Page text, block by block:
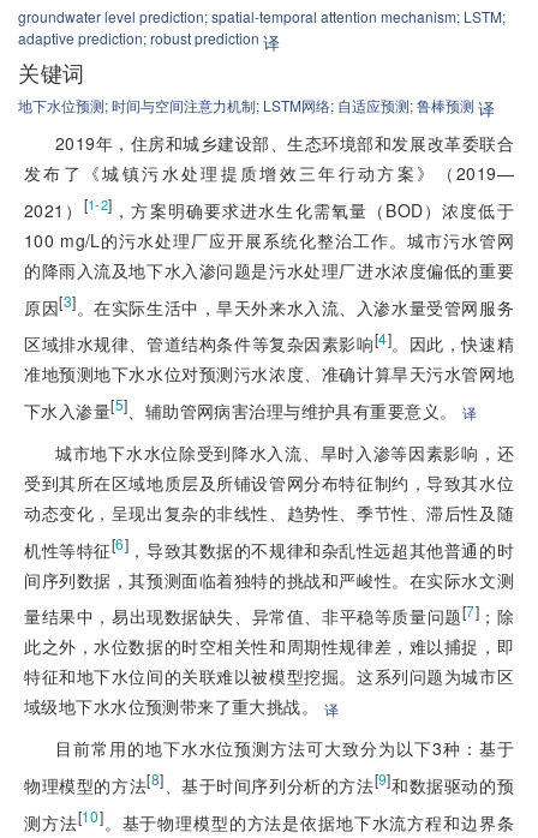
groundwater level prediction;spatial-temporal attention mechanism; LSTM;
adaptive prediction;robust prediction 译
关键词
地下水位预测;时间与空间注意力机制; LSTM网络; 自适应预测;鲁棒预测 译
2019年，住房和城乡建设部、生态环境部和发展改革委联合
发布了《城镇污水处理提质增效三年行动方案》（2019—
2021）
[1-2] ，方案明确要求进水生化需氧量（BOD）浓度低于
100 mg/L的污水处理厂应开展系统化整治工作。城市污水管网
的降雨入流及地下水入渗问题是污水处理厂进水浓度偏低的重要
原因[3]。在实际生活中，旱天外来水入流、入渗水量受管网服务
区域排水规律、管道结构条件等复杂因素影响[4]。因此，快速精
准地预测地下水水位对预测污水浓度、准确计算旱天污水管网地
下水入渗量[5]、辅助管网病害治理与维护具有重要意义。 译
城市地下水水位除受到降水入流、旱时入渗等因素影响，还
受到其所在区域地质层及所铺设管网分布特征制约，导致其水位
动态变化，呈现出复杂的非线性、趋势性、季节性、滞后性及随
机性等特征[6] ，导致其数据的不规律和杂乱性远超其他普通的时
间序列数据，其预测面临着独特的挑战和严峻性。在实际水文测
量结果中，易出现数据缺失、异常值、非平稳等质量问题[7]；除
此之外，水位数据的时空相关性和周期性规律差，难以捕捉，即
特征和地下水位间的关联难以被模型挖掘。这系列问题为城市区
域级地下水水位预测带来了重大挑战。
译
目前常用的地下水水位预测方法可大致分为以下3种：基于
物理模型的方法[8]、基于时间序列分析的方法[9]和数据驱动的预
测方法[10]。基于物理模型的方法是依据地下水流方程和边界条